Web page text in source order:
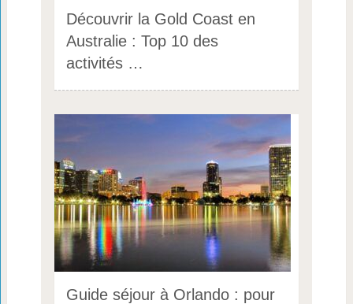
Découvrir la Gold Coast en
Australie : Top 10 des
activités …
Guide séjour à Orlando : pour